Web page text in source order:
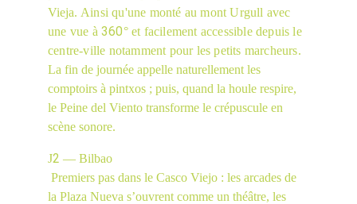
Vieja. Ainsi qu'une monté au mont Urgull avec
une vue à 360° et facilement accessible depuis le
centre-ville notamment pour les petits marcheurs.
La fin de journée appelle naturellement les
comptoirs à pintxos ; puis, quand la houle respire,
le Peine del Viento transforme le crépuscule en
scène sonore.
J2 — Bilbao
la Plaza Nueva s’ouvrent comme un théâtre, les